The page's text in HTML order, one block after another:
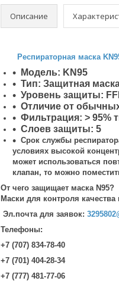
Описание
Респираторная маска
Модель: KN95
Тип: Защитная
Уровень защиты:
Отличие от
Фильтрация: > 95%
Слоев защиты: 5
Срок службы
условиях высокой
может использоваться
клапан, то можно
От чего защищает маска N95?
Маски для контроля качества
Эл.почта для заявок:
Телефоны:
+7 (707) 834-78-40
+7 (701) 404-28-34
+7 (777) 481-77-06